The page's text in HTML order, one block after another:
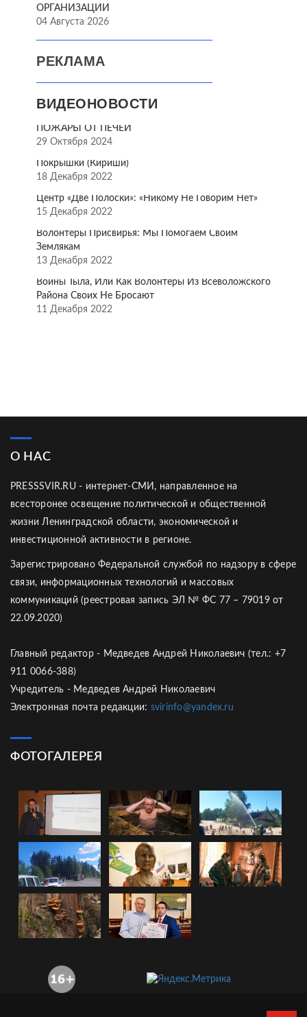
ОРГАНИЗАЦИИ
04 Августа 2026
РЕКЛАМА
ВИДЕОНОВОСТИ
ПОЖАРЫ ОТ ПЕЧЕЙ
29 Октября 2024
Покрышки (Кириши)
18 Декабря 2022
Центр «Две Полоски»: «Никому Не Говорим Нет»
15 Декабря 2022
Волонтёры Присвирья: Мы Помогаем Своим
Землякам
13 Декабря 2022
Воины Тыла, Или Как Волонтёры Из Всеволожского
Района Своих Не Бросают
11 Декабря 2022
О НАС
PRESSSVIR.RU - интернет-СМИ, направленное на
всесторонее освещение политической и общественной
жизни Ленинградской области, экономической и
инвестиционной активности в регионе.
Зарегистрировано Федеральной службой по надзору в сфере
связи, информационных технологий и массовых
коммуникаций (реестровая запись ЭЛ № ФС 77 – 79019 от
22.09.2020)
Главный редактор - Медведев Андрей Николаевич (тел.: +7
911 0066-388)
Учредитель - Медведев Андрей Николаевич
Электронная почта редакции: svirinfo@yandex.ru
ФОТОГАЛЕРЕЯ